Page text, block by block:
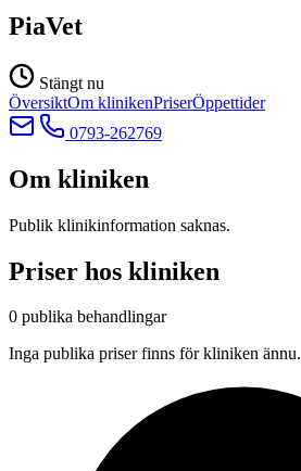
PiaVet
Stängt nu
ÖversiktOm klinikenPriserÖppettider
0793-262769
Om kliniken
Publik klinikinformation saknas.
Priser hos kliniken
0 publika behandlingar
Inga publika priser finns för kliniken ännu.